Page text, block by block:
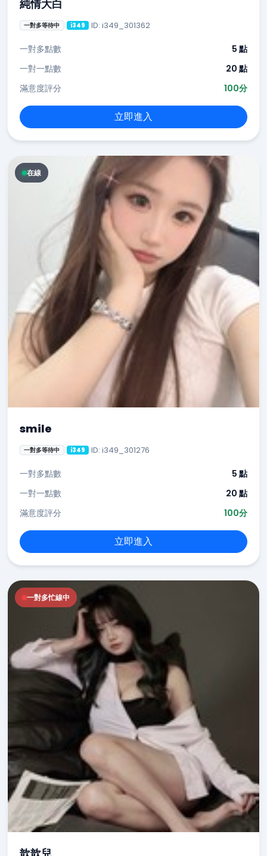
純情大白
一對多等待中 i349 ID: i349_301362
一對多點數
5 點
一對一點數
20 點
滿意度評分
100分
立即進入
在線
smile
一對多等待中 i349 ID: i349_301276
一對多點數
5 點
一對一點數
20 點
滿意度評分
100分
立即進入
一對多忙線中